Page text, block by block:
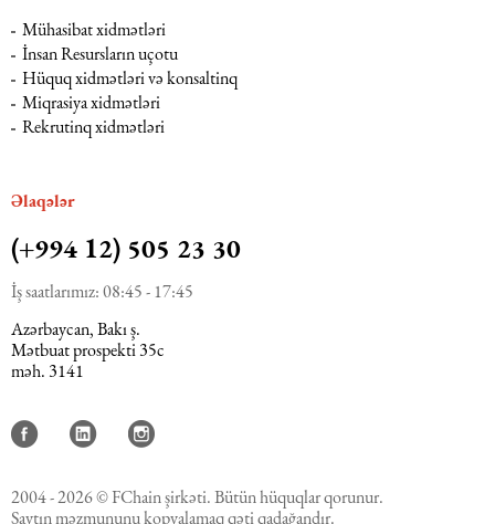
Mühasibat xidmətləri
İnsan Resursların uçotu
Hüquq xidmətləri və konsaltinq
Miqrasiya xidmətləri
Rekrutinq xidmətləri
Əlaqələr
(+994 12) 505 23 30
İş saatlarımız: 08:45 - 17:45
Azərbaycan, Bakı ş.
Mətbuat prospekti 35c
məh. 3141
2004 - 2026 © FChain şirkəti. Bütün hüquqlar qorunur.
Saytın məzmununu kopyalamaq qəti qadağandır.